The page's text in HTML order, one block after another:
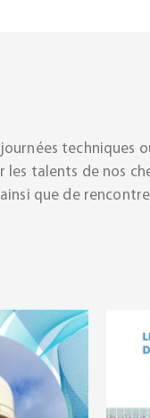
techniques
les talents de nos
que de